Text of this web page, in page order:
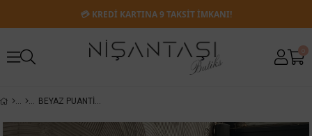
💳 KREDİ KARTINA 9 TAKSİT İMKANI!
0
BEYAZ PUANTIYELI SATEN DOKULU ELBISE